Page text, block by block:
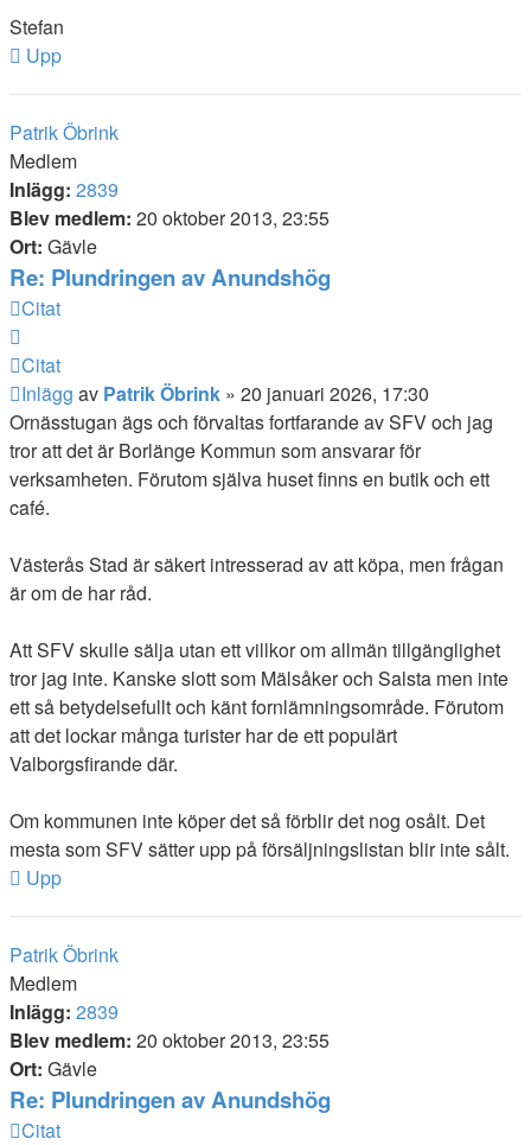
Stefan
Upp
Patrik Öbrink
Medlem
Inlägg: 2839
Blev medlem: 20 oktober 2013, 23:55
Ort: Gävle
Re: Plundringen av Anundshög
Citat
Citat
Inlägg av Patrik Öbrink » 20 januari 2026, 17:30
Ornässtugan ägs och förvaltas fortfarande av SFV och jag
tror att det är Borlänge Kommun som ansvarar för
verksamheten. Förutom själva huset finns en butik och ett
café.
Västerås Stad är säkert intresserad av att köpa, men frågan
är om de har råd.
Att SFV skulle sälja utan ett villkor om allmän tillgänglighet
tror jag inte. Kanske slott som Mälsåker och Salsta men inte
ett så betydelsefullt och känt fornlämningsområde. Förutom
att det lockar många turister har de ett populärt
Valborgsfirande där.
Om kommunen inte köper det så förblir det nog osålt. Det
mesta som SFV sätter upp på försäljningslistan blir inte sålt.
Upp
Patrik Öbrink
Medlem
Inlägg: 2839
Blev medlem: 20 oktober 2013, 23:55
Ort: Gävle
Re: Plundringen av Anundshög
Citat